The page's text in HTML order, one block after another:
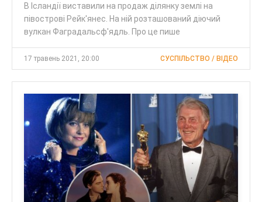
В Ісландії виставили на продаж ділянку землі на
півострові Рейк'янес. На ній розташований діючий
вулкан Фаградальсф'ядль. Про це пише
17 травень 2021, 20:00 СУСПІЛЬСТВО / ВІДЕО